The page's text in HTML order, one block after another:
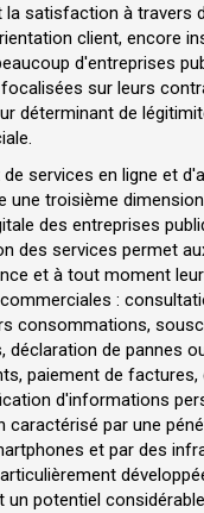
satisfaction à travers
client, encore
d'entreprises
sur leurs
déterminant de
services en ligne et
une troisième
des entreprises
des services permet
et à tout moment
:
consommations,
déclaration de pannes
paiement de factures,
d'informations
caractérisé par une
et par des
un potentiel